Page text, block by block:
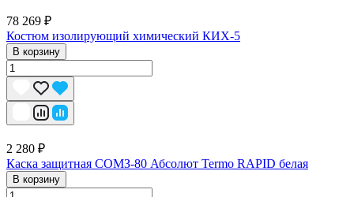
78 269 ₽
Костюм изолирующий химический КИХ-5
В корзину
2 280 ₽
Каска защитная СОМЗ-80 Абсолют Termo RAPID белая
В корзину